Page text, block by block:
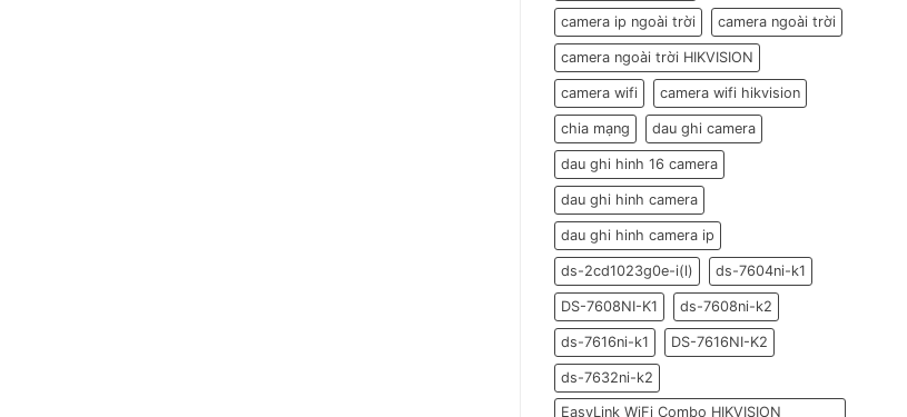
camera ip ngoài trời camera ngoài trời
camera ngoài trời HIKVISION
camera wifi camera wifi hikvision
chia mạng dau ghi camera
dau ghi hinh 16 camera
dau ghi hinh camera
dau ghi hinh camera ip
ds-2cd1023g0e-i(l) ds-7604ni-k1
DS-7608NI-K1 ds-7608ni-k2
ds-7616ni-k1 DS-7616NI-K2
ds-7632ni-k2
EasyLink WiFi Combo HIKVISION